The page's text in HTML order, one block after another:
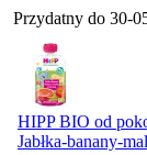
Przydatny do 30-
HIPP BIO od
Jabłka-banany-